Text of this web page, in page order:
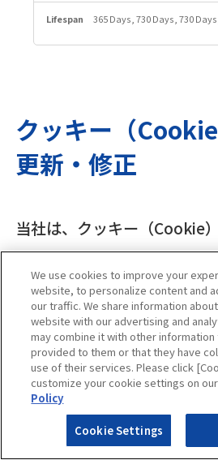
365 Days, 730 Days, 730
クッキー（
更新・修正
当社は、クッキー（Cookie
知なしに更新または修正す
新または修正したクッキー
は、更新または修正前のク
シーに優先して適用されま
アルプス システム イン
We use cookies to improve your
website, to personalize content and
our traffic. We share information
website with our advertising and
may combine it with other information
provided to them or that they have
use of their services. Please click
customize your cookie settings on
Policy
Cookie Settings